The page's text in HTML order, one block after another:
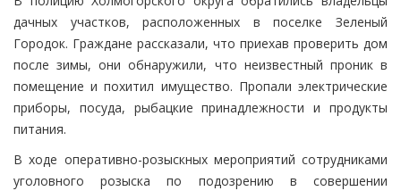
дачных участков, расположенных в поселке Зеленый
Городок. Граждане рассказали, что приехав проверить дом
после зимы, они обнаружили, что неизвестный проник в
помещение и похитил имущество. Пропали электрические
приборы, посуда, рыбацкие принадлежности и продукты
питания.
В ходе оперативно-розыскных мероприятий сотрудниками
уголовного розыска по подозрению в совершении